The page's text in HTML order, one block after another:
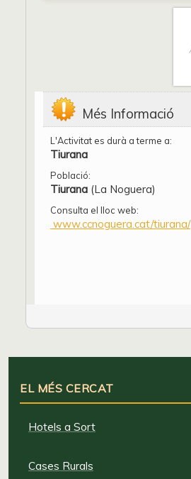
Més Informació
L'Activitat es durà a terme a:
Tiurana
Població:
Tiurana (La Noguera)
Consulta el lloc web:
www.ccnoguera.cat/tiurana/
EL MÉS CERCAT
Hotels a Sort
Cases Rurals